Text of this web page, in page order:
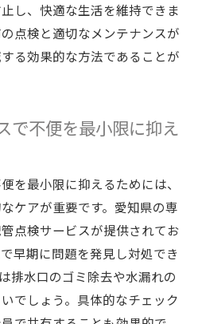
し、快適な生活を維持できま
点検と適切なメンテナンスが
る効果的な方法であることが
で不便を最小限に抑え
を最小限に抑えるためには、
ケアが重要です。愛知県の専
点検サービスが提供されてお
早期に問題を発見し対処でき
排水口のゴミ除去や水漏れの
でしょう。具体的なチェック